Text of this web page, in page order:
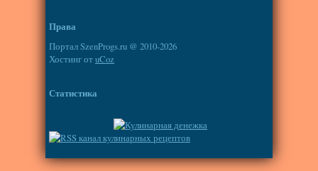
Права
Портал SzenProgs.ru @ 2010-2026
Хостинг отuCoz
Статистика